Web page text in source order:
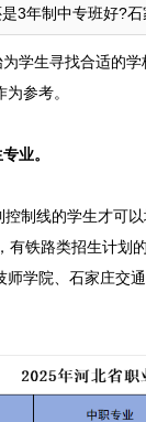
3年制中专班好?
学生寻找合适的学
参考。
业。
制线的学生才可以
铁路类招生计划
学院、石家庄交